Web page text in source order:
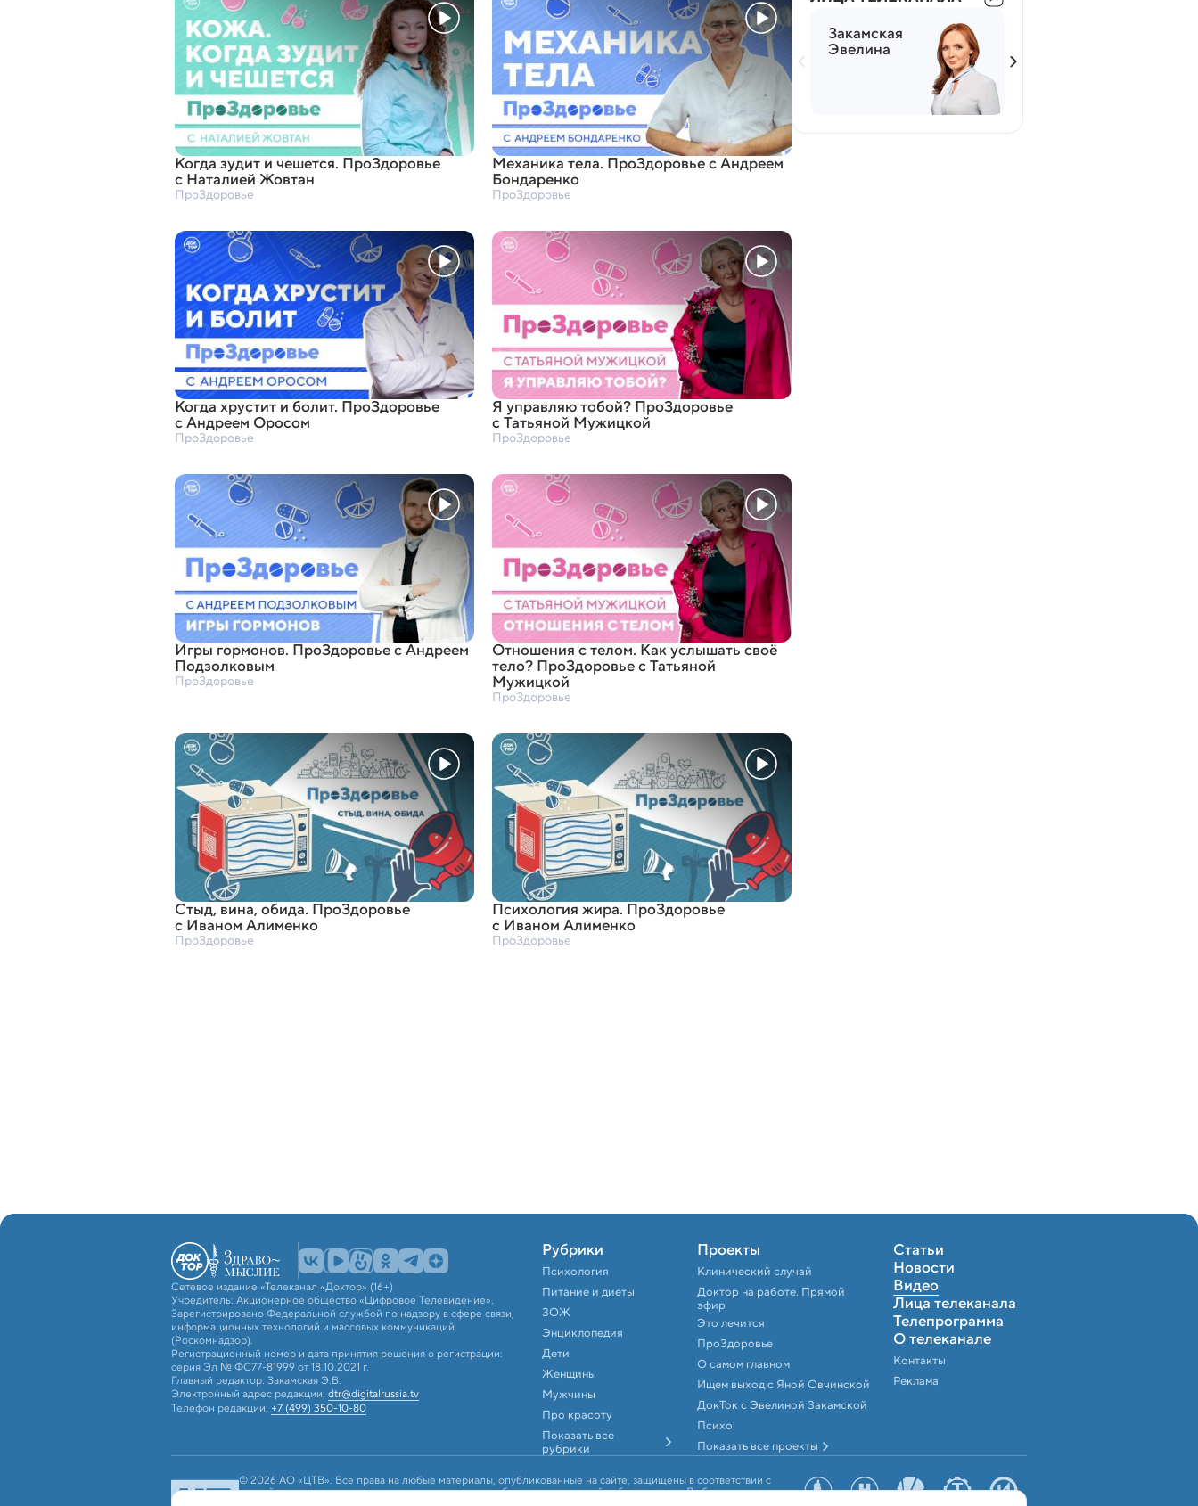
Когда зудит и чешется. ПроЗдоровье
с Наталией Жовтан
ПроЗдоровье
Механика тела. ПроЗдоровье с Андреем
Бондаренко
ПроЗдоровье
Когда хрустит и болит. ПроЗдоровье
с Андреем Оросом
ПроЗдоровье
Я управляю тобой? ПроЗдоровье
с Татьяной Мужицкой
ПроЗдоровье
Игры гормонов. ПроЗдоровье с Андреем
Подзолковым
ПроЗдоровье
Отношения с телом. Как услышать своё
тело? ПроЗдоровье с Татьяной
Мужицкой
ПроЗдоровье
Стыд,вина,обида. ПроЗдоровье
с Иваном Алименко
ПроЗдоровье
Психология жира. ПроЗдоровье
с Иваном Алименко
ПроЗдоровье
Закамская
Эвелина
Сетевое издание «Телеканал «Доктор» (16+)
Учредитель: Акционерное общество «Цифровое Телевидение».
Зарегистрировано Федеральной службой по надзору в сфере связи,
информационных технологий и массовых коммуникаций
(Роскомнадзор).
Регистрационный номер и дата принятия решения о регистрации:
серия Эл № ФС77-81999 от 18.10.2021 г.
Главный редактор: Закамская Э.В.
Электронный адрес редакции: dtr@digitalrussia.tv
Телефон редакции: +7 (499) 350-10-80
Рубрики
Психология
Питание и диеты
ЗОЖ
Энциклопедия
Дети
Женщины
Мужчины
Про красоту
Показать все
рубрики
Проекты
Клинический случай
Доктор на работе. Прямой
эфир
Это лечится
ПроЗдоровье
О самом главном
Ищем выход с Яной Овчинской
ДокТок с Эвелиной Закамской
Психо
Показать все проекты
Статьи
Новости
Видео
Лица телеканала
Телепрограмма
О телеканале
Контакты
Реклама
© 2026 АО «ЦТВ». Все права на любые материалы, опубликованные на сайте, защищены в соответствии с
российским и международным законодательством об интеллектуальной собственности. Любое